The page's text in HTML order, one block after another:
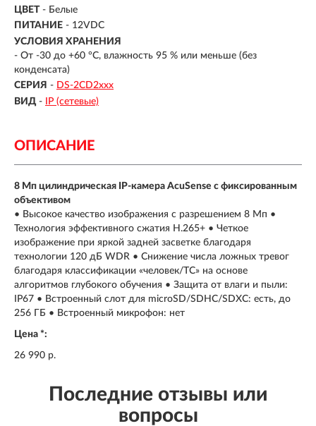
ЦВЕТ - Белые
ПИТАНИЕ - 12VDC
УСЛОВИЯ ХРАНЕНИЯ
- От -30 до +60 °C, влажность 95 % или меньше (без
конденсата)
СЕРИЯ - DS-2CD2xxx
ВИД - IP (сетевые)
ОПИСАНИЕ
8 Мп цилиндрическая IP-камера AcuSense с фиксированным
объективом
• Высокое качество изображения с разрешением 8 Мп •
Технология эффективного сжатия H.265+ • Четкое
изображение при яркой задней засветке благодаря
технологии 120 дБ WDR • Снижение числа ложных тревог
благодаря классификации «человек/ТС» на основе
алгоритмов глубокого обучения • Защита от влаги и пыли:
IP67 • Встроенный слот для microSD/SDHC/SDXC: есть, до
256 ГБ • Встроенный микрофон: нет
Цена *:
26 990 р.
Последние отзывы или
вопросы